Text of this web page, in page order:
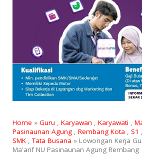
Home » Guru , Karyawan , Karyawati ,
Pasinaunan Agung, Rembang Kota , S1 ,
SMK,Tata Busana » Lowongan Kerja
Ma'arif NU Pasinaunan Agung Rembang